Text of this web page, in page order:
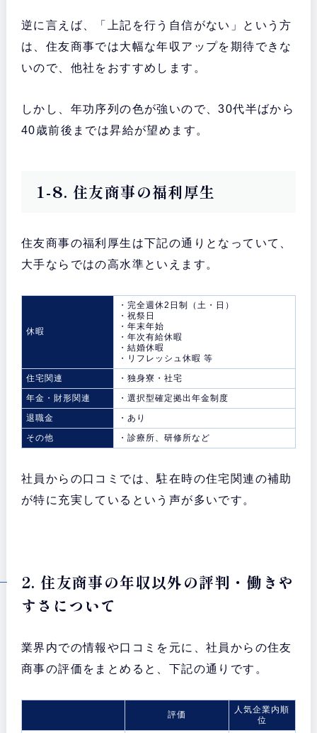
逆に言えば、「上記を行う自信がない」という方
は、住友商事では大幅な年収アップを期待できな
いので、他社をおすすめします。
しかし、年功序列の色が強いので、30代半ばから
40歳前後までは昇給が望めます。
1-8. 住友商事の福利厚生
住友商事の福利厚生は下記の通りとなっていて、
大手ならではの高水準といえます。
休暇
・完全週休2日制（土・日）
・祝祭日
・年末年始
・年次有給休暇
・結婚休暇
・リフレッシュ休暇 等
住宅関連
・独身寮・社宅
年金・財形関連
・選択型確定拠出年金制度
退職金
・あり
その他
・診療所、研修所など
社員からの口コミでは、駐在時の住宅関連の補助
が特に充実しているという声が多いです。
2. 住友商事の年収以外の評判・働きや
すさについて
業界内での情報や口コミを元に、社員からの住友
商事の評価をまとめると、下記の通りです。
評価
人気企業内順
位